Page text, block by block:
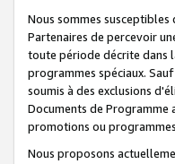
Nous sommes
Partenaires de percevoir
toute période décrite dans
programmes spéciaux.
soumis à des exclusions
Documents de Programme
promotions ou
Nous proposons